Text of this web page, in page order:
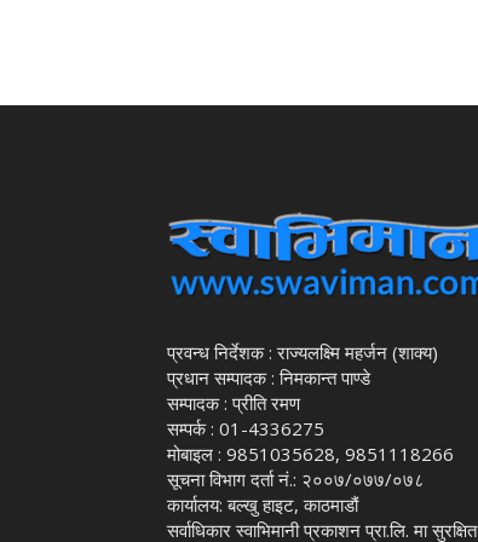
प्रवन्ध निर्देशक : राज्यलक्ष्मि महर्जन (शाक्य)
प्रधान सम्पादक : निमकान्त पाण्डे
सम्पादक : प्रीति रमण
सम्पर्क : 01-4336275
मोबाइल : 9851035628, 9851118266
सूचना विभाग दर्ता नं.: २००७/०७७/०७८
कार्यालय: बल्खु हाइट, काठमाडौं
सर्वाधिकार स्वाभिमानी प्रकाशन प्रा.लि. मा सुरक्षित